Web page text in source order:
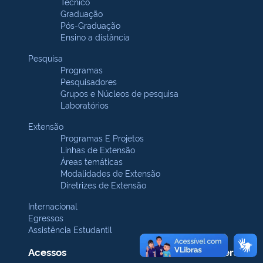
Graduação
Pós-Graduação
Ensino a distância
Pesquisa
Programas
Pesquisadores
Grupos e Núcleos de pesquisa
Laboratórios
Extensão
Programas E Projetos
Linhas de Extensão
Áreas temáticas
Modalidades de Extensão
Diretrizes de Extensão
Internacional
Egressos
Assistência Estudantil
Acessos Contatos Gerais